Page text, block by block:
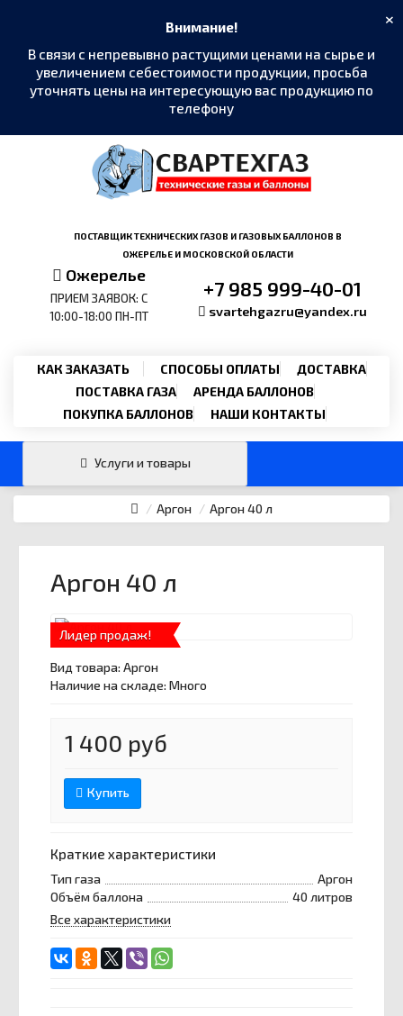
Внимание!
В связи с непревывно растущими ценами на сырье и
увеличением себестоимости продукции, просьба
уточнять цены на интересующую вас продукцию по
телефону
×
ПОСТАВЩИК ТЕХНИЧЕСКИХ ГАЗОВ И ГАЗОВЫХ БАЛЛОНОВ В
ОЖЕРЕЛЬЕ И МОСКОВСКОЙ ОБЛАСТИ
Ожерелье
ПРИЕМ ЗАЯВОК: С
10:00-18:00 ПН-ПТ
+7 985 999-40-01
svartehgazru@yandex.ru
КАК ЗАКАЗАТЬ СПОСОБЫ ОПЛАТЫ
ДОСТАВКА
ПОСТАВКА ГАЗА
АРЕНДА БАЛЛОНОВ
ПОКУПКА БАЛЛОНОВ
НАШИ КОНТАКТЫ
Услуги и товары
Аргон Аргон 40 л
Аргон 40 л
Лидер продаж!
Вид товара: Аргон
Наличие на складе: Много
1 400 руб
Купить
Краткие характеристики
Тип газа
Аргон
Объём баллона
40 литров
Все характеристики
MAX
Написать в мессенджер ›
@SvarTehGaz ›
WhatsApp
+7 985 999-40-01 ›
+7 985 999-40-01
svartehgazru@yandex.ru ›